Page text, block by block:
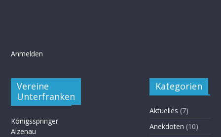
Anmelden
Vereine
Unterfranken
Königsspringer
Alzenau
Kategorien
Aktuelles (7)
Anekdoten (10)